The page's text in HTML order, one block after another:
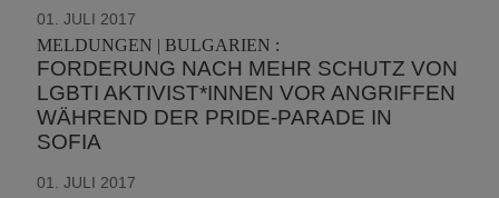
01. JULI 2017
MELDUNGEN | BULGARIEN :
FORDERUNG NACH MEHR SCHUTZ VON
LGBTI AKTIVIST*INNEN VOR ANGRIFFEN
WÄHREND DER PRIDE-PARADE IN
SOFIA
01. JULI 2017